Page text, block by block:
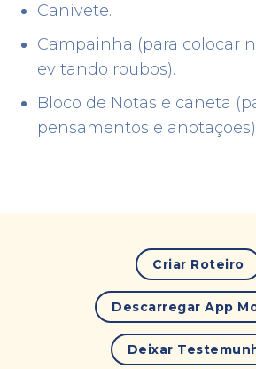
Canivete.
Campainha (para colocar
evitando roubos).
Bloco de Notas e caneta
pensamentos e anotações)
Criar Roteiro
Descarregar App
Deixar